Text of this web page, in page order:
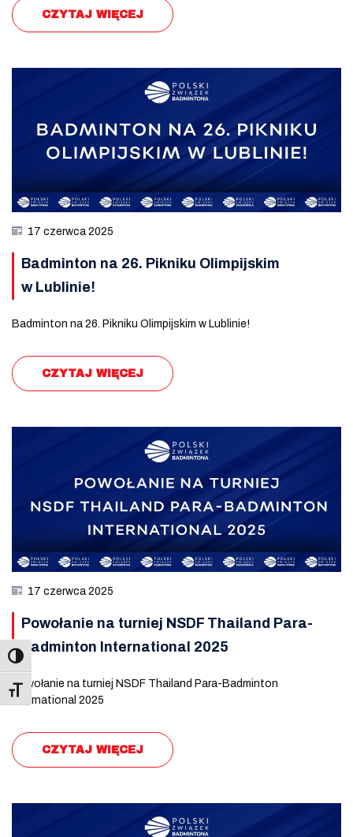
Toggle Font size
CZYTAJ WIĘCEJ
17 czerwca 2025
Badminton na 26. Pikniku Olimpijskim
w Lublinie!
Badminton na 26. Pikniku Olimpijskim w Lublinie!
CZYTAJ WIĘCEJ
17 czerwca 2025
Powołanie na turniej NSDF Thailand Para-
Badminton International 2025
Powołanie na turniej NSDF Thailand Para-Badminton
International 2025
CZYTAJ WIĘCEJ